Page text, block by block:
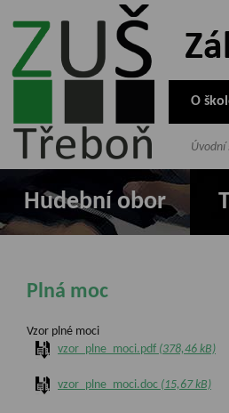
ZUŠ Třeboň -
Základní
umělecká škola
O
Hudební obor
Úvodní
Plná moc
Vzor plné moci
vzor_plne_moci.pdf (378,46 kB)
vzor_plne_moci.doc (15,67 kB)